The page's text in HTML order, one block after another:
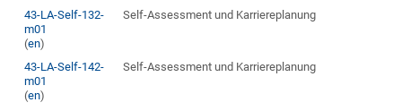
43-LA-Self-132-
m01
(en)
Self-Assessment und Karriereplanung
43-LA-Self-142-
m01
(en)
Self-Assessment und Karriereplanung